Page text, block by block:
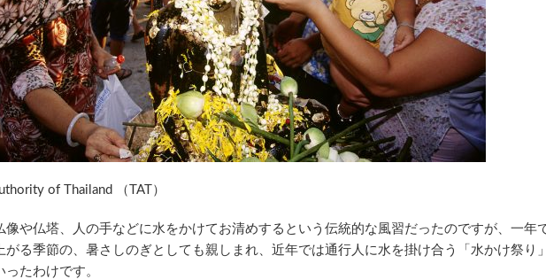
of Thailand （TAT）
像や仏塔、人の手などに水をかけてお清めするという伝統的な風習だったのですが、一年
がる季節の、暑さしのぎとしても親しまれ、近年では通行人に水を掛け合う「水かけ祭り
たわけです。